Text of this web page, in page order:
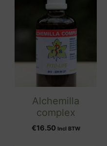
Alchemilla
complex
€16.50 Incl BTW